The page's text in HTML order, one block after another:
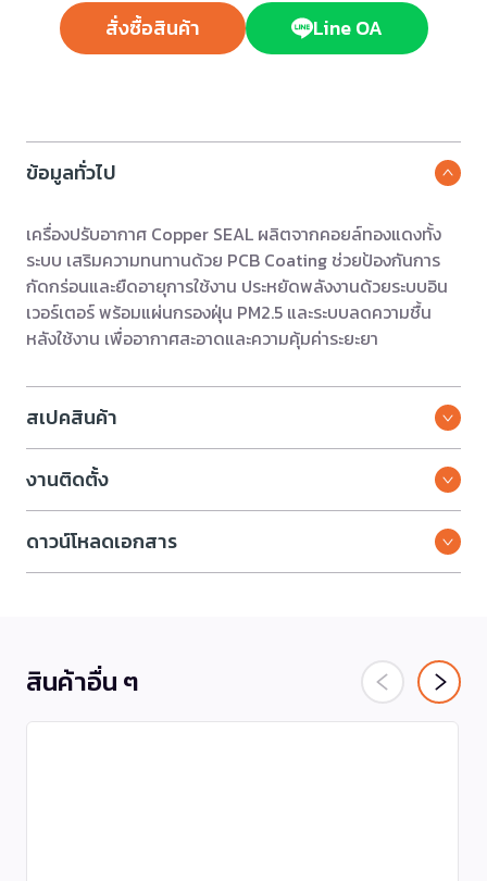
สั่งซื้อสินค้า Line OA
ข้อมูลทั่วไป
เครื่องปรับอากาศ Copper SEAL ผลิตจากคอยล์ทองแดงทั้ง
ระบบ เสริมความทนทานด้วย PCB Coating ช่วยป้องกันการ
กัดกร่อนและยืดอายุการใช้งาน ประหยัดพลังงานด้วยระบบอิน
เวอร์เตอร์ พร้อมแผ่นกรองฝุ่น PM2.5 และระบบลดความชื้น
หลังใช้งาน เพื่ออากาศสะอาดและความคุ้มค่าระยะยา
สเปคสินค้า
งานติดตั้ง
ดาวน์โหลดเอกสาร
สินค้าอื่น ๆ